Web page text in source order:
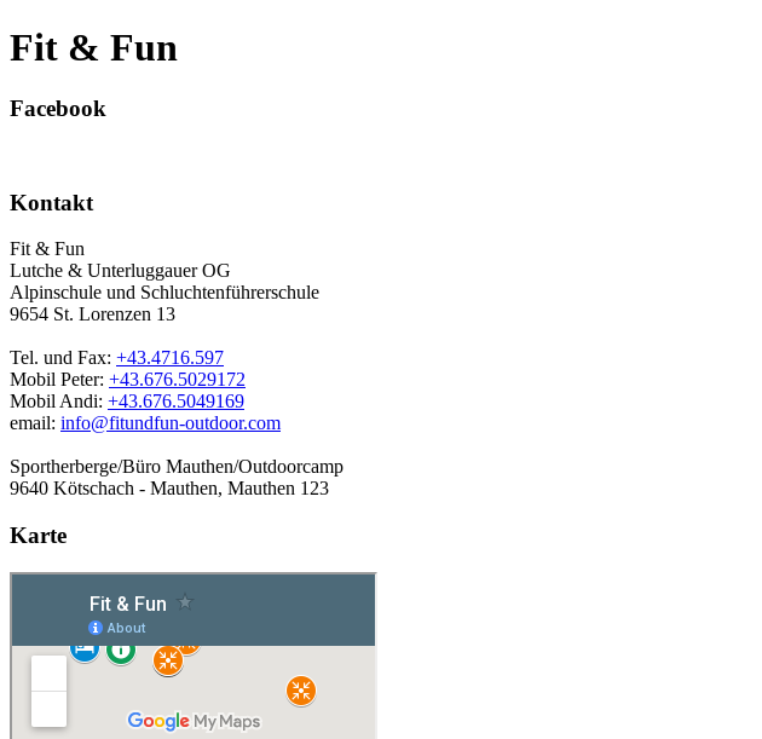
Fit & Fun
Facebook
Kontakt
Fit & Fun
Lutche & Unterluggauer OG
Alpinschule und Schluchtenführerschule
9654 St. Lorenzen 13
Tel. und Fax: +43.4716.597
Mobil Peter: +43.676.5029172
Mobil Andi: +43.676.5049169
email: info@fitundfun-outdoor.com
Sportherberge/Büro Mauthen/Outdoorcamp
9640 Kötschach - Mauthen, Mauthen 123
Karte